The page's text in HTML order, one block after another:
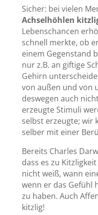
Sicher: bei vielen
Achselhöhlen
Lebenschancen
schnell merkte, ob
einem Gegenstand
nur z.B. an giftige
Gehirn
von außen und von
deswegen auch
erzeugte Stimuli
selbst erzeugte; wir
selber mit einer
Bereits Charles
dass es zu
nicht weiß, wann
wenn er das Gefühl
zu haben. Auch
kitzlig!